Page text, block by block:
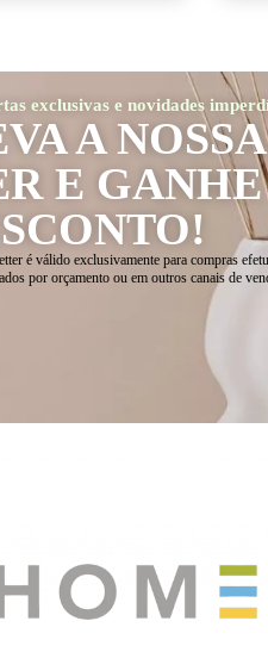
exclusivas e novidades
A NOSSA
E
é válido exclusivamente para compras
por orçamento ou em outros canais de